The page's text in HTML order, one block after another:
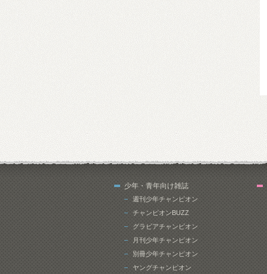
少年・青年向け雑誌
週刊少年チャンピオン
チャンピオンBUZZ
グラビアチャンピオン
月刊少年チャンピオン
別冊少年チャンピオン
ヤングチャンピオン